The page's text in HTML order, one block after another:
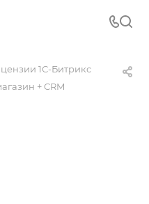
1С-Битрикс
+ CRM